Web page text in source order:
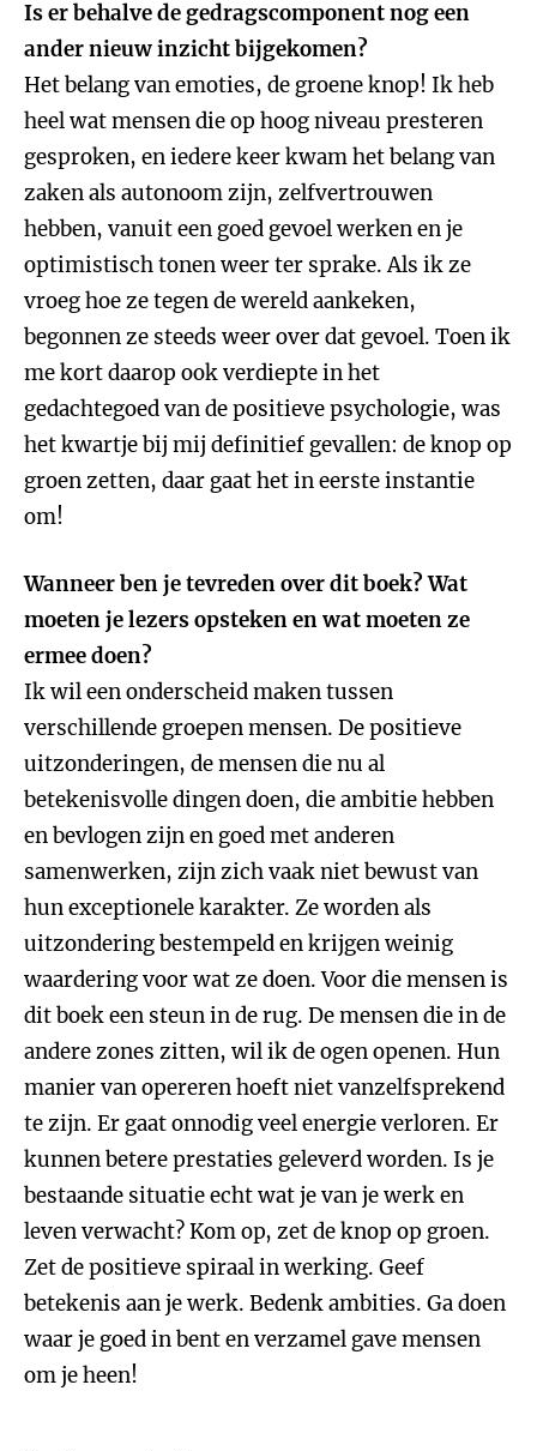
Is er behalve de gedragscomponent nog een
ander nieuw inzicht bijgekomen?
Het belang van emoties, de groene knop! Ik heb
heel wat mensen die op hoog niveau presteren
gesproken, en iedere keer kwam het belang van
zaken als autonoom zijn, zelfvertrouwen
hebben, vanuit een goed gevoel werken en je
optimistisch tonen weer ter sprake. Als ik ze
vroeg hoe ze tegen de wereld aankeken,
begonnen ze steeds weer over dat gevoel. Toen ik
me kort daarop ook verdiepte in het
gedachtegoed van de positieve psychologie, was
het kwartje bij mij definitief gevallen: de knop op
groen zetten, daar gaat het in eerste instantie
om!
Wanneer ben je tevreden over dit boek? Wat
moeten je lezers opsteken en wat moeten ze
ermee doen?
Ik wil een onderscheid maken tussen
verschillende groepen mensen. De positieve
uitzonderingen, de mensen die nu al
betekenisvolle dingen doen, die ambitie hebben
en bevlogen zijn en goed met anderen
samenwerken, zijn zich vaak niet bewust van
hun exceptionele karakter. Ze worden als
uitzondering bestempeld en krijgen weinig
waardering voor wat ze doen. Voor die mensen is
dit boek een steun in de rug. De mensen die in de
andere zones zitten, wil ik de ogen openen. Hun
manier van opereren hoeft niet vanzelfsprekend
te zijn. Er gaat onnodig veel energie verloren. Er
kunnen betere prestaties geleverd worden. Is je
bestaande situatie echt wat je van je werk en
leven verwacht? Kom op, zet de knop op groen.
Zet de positieve spiraal in werking. Geef
betekenis aan je werk. Bedenk ambities. Ga doen
waar je goed in bent en verzamel gave mensen
om je heen!